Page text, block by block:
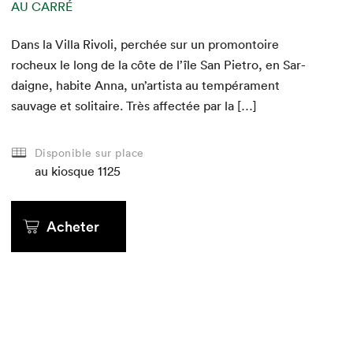
AU CARRÉ
au kiosque
Acheter
AU CARRÉ
AU CARRÉ
Dans la Vil­la Riv­o­li, per­chée sur un promon­toire
rocheux le long de la côte de l’île San Pietro, en Sar­
daigne, habite Anna, un’artista au tem­péra­ment
sauvage et soli­taire. Très affec­tée par la […]
Disponible sur place
au kiosque 1125
Acheter
AU CARRÉ
AU CARRÉ
au kiosque
Acheter
AU CARRÉ